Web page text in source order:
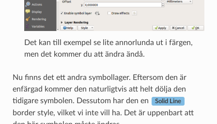
Det kan till exempel se lite annorlunda ut i färgen,
men det kommer du att ändra ändå.
Nu finns det ett andra symbollager. Eftersom den är
enfärgad kommer den naturligtvis att helt dölja den
tidigare symbolen. Dessutom har den en
Solid Line
border style, vilket vi inte vill ha. Det är uppenbart att